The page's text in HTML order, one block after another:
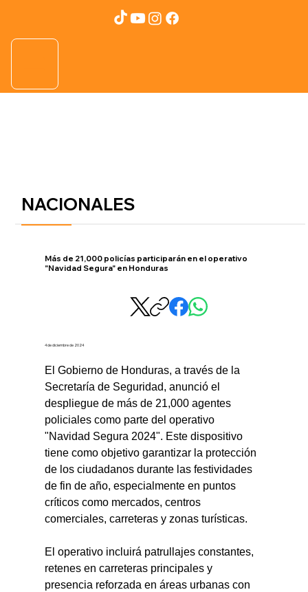
NACIONALES
Más de 21,000 policías participarán en el operativo
"Navidad Segura" en Honduras
4 de diciembre de 2024
El Gobierno de Honduras, a través de la
Secretaría de Seguridad, anunció el
despliegue de más de 21,000 agentes
policiales como parte del operativo
"Navidad Segura 2024". Este dispositivo
tiene como objetivo garantizar la protección
de los ciudadanos durante las festividades
de fin de año, especialmente en puntos
críticos como mercados, centros
comerciales, carreteras y zonas turísticas.
El operativo incluirá patrullajes constantes,
retenes en carreteras principales y
presencia reforzada en áreas urbanas con